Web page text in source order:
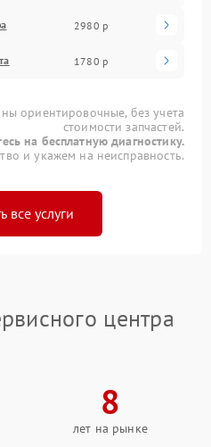
2980 р
1780 р
ориентировочные, без учета
стоимости запчастей.
на бесплатную диагностику.
и укажем на неисправность.
все услуги
центра
8
лет на рынке